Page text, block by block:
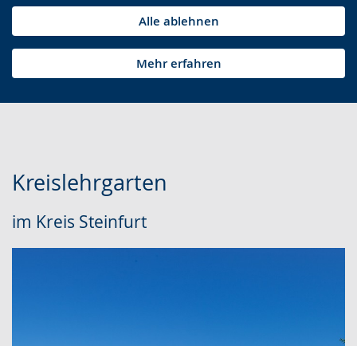
Alle ablehnen
Mehr erfahren
Kreislehrgarten
im Kreis Steinfurt